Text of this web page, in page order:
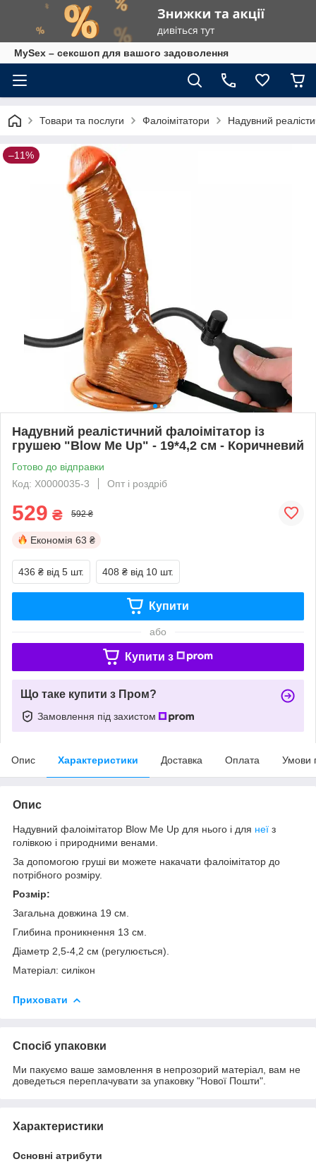
MySex – сексшоп для вашого задоволення
Товари та послуги Фалоімітатори Надувний
–11%
Надувний реалістичний фалоімітатор із
грушею "Blow Me Up" - 19*4,2 см - Коричневий
Готово до відправки
Код: X0000035-3
Опт і роздріб
529 ₴ 592 ₴
Економія 63 ₴
436 ₴ від 5 шт. 408 ₴ від 10 шт.
Купити
або
Купити з
Що таке купити з Пром?
Замовлення під захистом
Опис Характеристики Доставка Оплата Умови
Опис
Надувний фалоімітатор Blow Me Up для нього і для неї з
голівкою і природними венами.
За допомогою груші ви можете накачати фалоімітатор до
потрібного розміру.
Розмір:
Загальна довжина 19 см.
Глибина проникнення 13 см.
Діаметр 2,5-4,2 см (регулюється).
Матеріал: силікон
Приховати
Спосіб упаковки
Ми пакуємо ваше замовлення в непрозорий матеріал, вам не
доведеться переплачувати за упаковку "Нової Пошти".
Характеристики
Основні атрибути